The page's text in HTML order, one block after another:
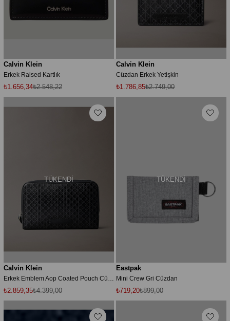
Calvin Klein
Erkek Raised Kartlık
₺1.656,34₺2.548,22
Calvin Klein
Cüzdan Erkek Yetişkin
₺1.786,85₺2.749,00
TÜKENDI
Calvin Klein
Erkek Emblem Aop Coated Pouch Cüzdan
₺2.859,35₺4.399,00
TÜKENDI
Eastpak
Mini Crew Gri Cüzdan
₺719,20₺899,00